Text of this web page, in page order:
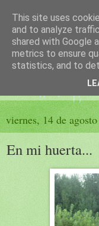
El sueño
PÁGINA LITERARIA
viernes, 14 de
En mi huerta...
This site uses
and to analyze
shared with Google
metrics to ensure
statistics, and to